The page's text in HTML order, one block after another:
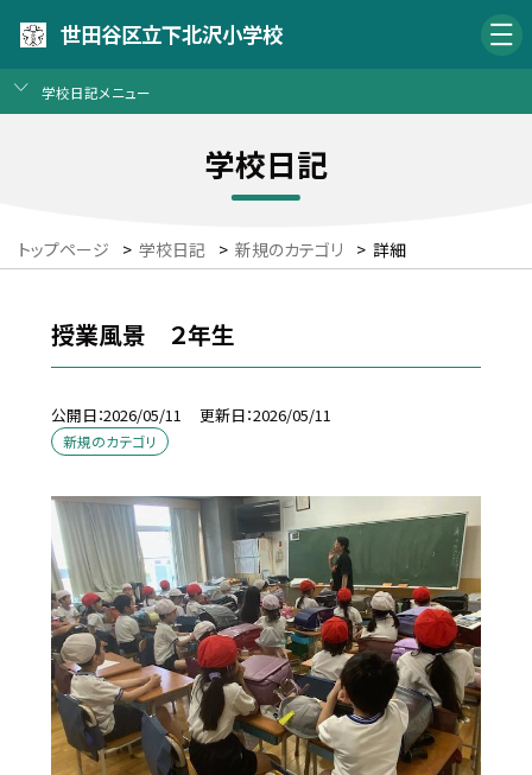
世田谷区立下北沢小学校
学校日記メニュー
学校日記
トップページ > 学校日記 > 新規のカテゴリ > 詳細
授業風景 ２年生
公開日 2026/05/11 更新日 2026/05/11
新規のカテゴリ